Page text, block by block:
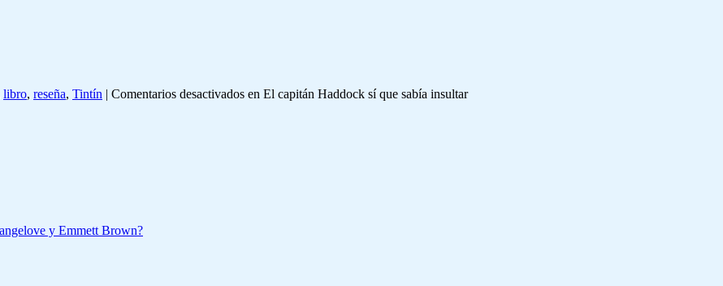
libro, reseña, Tintín | Comentarios desactivados en El capitán Haddock sí que sabía insultar
y Emmett Brown?